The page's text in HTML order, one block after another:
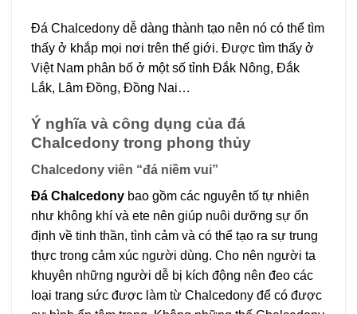
Đá Chalcedony dễ dàng thành tạo nên nó có thể tìm
thấy ở khắp mọi nơi trên thế giới. Được tìm thấy ở
Việt Nam phân bố ở một số tỉnh Đắk Nông, Đắk
Lắk, Lâm Đồng, Đồng Nai…
Ý nghĩa và công dụng của đá
Chalcedony trong phong thủy
Chalcedony viên “đá niềm vui”
Đá Chalcedony bao gồm các nguyên tố tự nhiên
như không khí và ete nên giúp nuôi dưỡng sự ổn
định về tinh thần, tình cảm và có thể tạo ra sự trung
thực trong cảm xúc người dùng. Cho nên người ta
khuyên những người dễ bị kích động nên đeo các
loại trang sức được làm từ Chalcedony để có được